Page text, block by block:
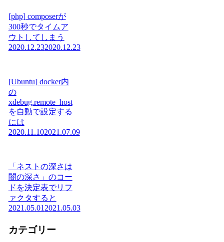
[php] composerが
300秒でタイムア
ウトしてしまう
2020.12.232020.12.23
[Ubuntu] docker内
の
xdebug.remote_host
を自動で設定する
には
2020.11.102021.07.09
「ネストの深さは
闇の深さ」のコー
ドを決定表でリフ
ァクタすると
2021.05.01 2021.05.03
カテゴリー